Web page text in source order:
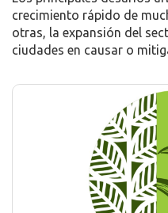
crecimiento rápido de
otras, la expansión del
ciudades en causar o